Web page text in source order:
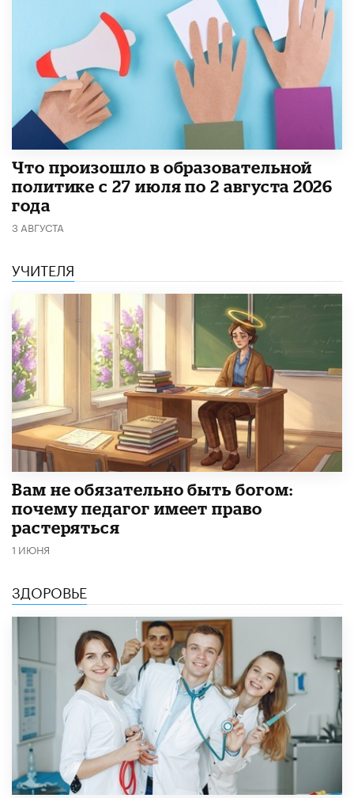
​Что произошло в образовательной
политике с 27 июля по 2 августа 2026
года
3 АВГУСТА
УЧИТЕЛЯ
​Вам не обязательно быть богом:
почему педагог имеет право
растеряться
1 ИЮНЯ
ЗДОРОВЬЕ